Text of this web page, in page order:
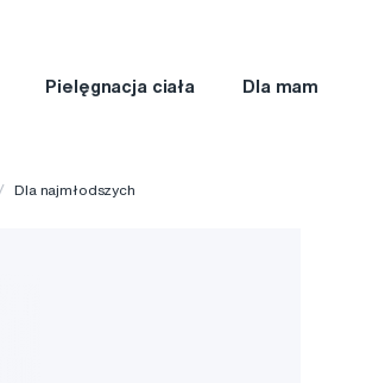
Pielęgnacja ciała Dla mam
Dla najmłodszych